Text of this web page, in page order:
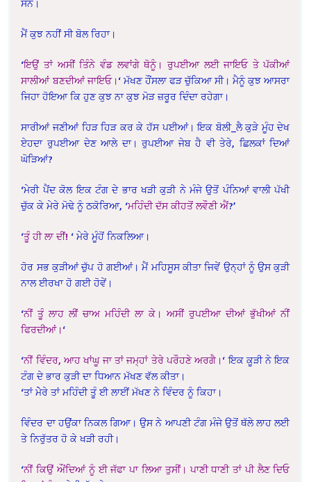
ਸਨ।
ਮੈਂ ਕੁਝ ਨਹੀਂ ਸੀ ਬੋਲ ਰਿਹਾ।
‘ਇਉਂ ਤਾਂ ਅਸੀਂ ਤਿੰਨੇ ਵੰਡ ਲਵਾਂਗੇ ਥੋਨੂੰ। ਰੁਪਈਆ ਲਈ ਜਾਇਓ ਤੇ ਪੱਕੀਆਂ
ਸਾਲੀਆਂ ਬਣਦੀਆਂ ਜਾਇਓ।‘ ਮੱਖਣ ਹੌਂਸਲਾ ਫੜ ਚੁੱਕਿਆ ਸੀ। ਮੈਨੂੰ ਕੁਝ ਆਸਰਾ
ਜਿਹਾ ਹੋਇਆ ਕਿ ਹੁਣ ਕੁਝ ਨਾ ਕੁਝ ਮੋੜ ਜ਼ਰੂਰ ਦਿੰਦਾ ਰਹੇਗਾ।
ਸਾਰੀਆਂ ਜਣੀਆਂ ਹਿੜ ਹਿੜ ਕਰ ਕੇ ਹੱਸ ਪਈਆਂ। ਇਕ ਬੋਲੀ_ਲੈ ਕੁੜੇ ਮੂੰਹ ਦੇਖ
ਏਹਦਾ ਰੁਪਈਆ ਦੇਣ ਆਲੇ ਦਾ। ਰੁਪਈਆ ਜੇਬ ਹੈ ਵੀ ਤੇਰੇ, ਛਿਲਕਾਂ ਦਿਆਂ
ਘੋੜਿਆਂ?
‘ਮੇਰੀ ਪੈਂਦ ਕੋਲ ਇਕ ਟੰਗ ਦੇ ਭਾਰ ਖੜੀ ਕੁੜੀ ਨੇ ਮੰਜੇ ਉਤੋਂ ਪੰਨਿਆਂ ਵਾਲੀ ਪੱਖੀ
ਚੁੱਕ ਕੇ ਮੇਰੇ ਮੋਢੇ ਨੂੰ ਠਕੋਰਿਆ, ‘ਮਹਿੰਦੀ ਦੱਸ ਕੀਹਤੋਂ ਲਵੌਣੀ ਐਂ?’
‘ਤੂੰ ਹੀ ਲਾ ਦੀਂ! ‘ ਮੇਰੇ ਮੂੰਹੋਂ ਨਿਕਲਿਆ।
ਹੋਰ ਸਭ ਕੁੜੀਆਂ ਚੁੱਪ ਹੋ ਗਈਆਂ। ਮੈਂ ਮਹਿਸੂਸ ਕੀਤਾ ਜਿਵੇਂ ਉਨ੍ਹਾਂ ਨੂੰ ਉਸ ਕੁੜੀ
ਨਾਲ ਈਰਖਾ ਹੋ ਗਈ ਹੋਵੇਂ।
‘ਨੀਂ ਤੂੰ ਲਾਹ ਲੀਂ ਚਾਅ ਮਹਿੰਦੀ ਲਾ ਕੇ। ਅਸੀਂ ਰੁਪਈਆ ਦੀਆਂ ਭੁੱਖੀਆਂ ਨੀਂ
ਫਿਰਦੀਆਂ।‘
‘ਨੀਂ ਵਿੰਦਰ, ਆਹ ਖਾਂਘੂ ਜਾ ਤਾਂ ਜਮ੍ਹਾਂ ਤੇਰੇ ਪਰੌਹਣੇ ਅਰਗੈ।‘ ਇਕ ਕੂੜੀ ਨੇ ਇਕ
ਟੰਗ ਦੇ ਭਾਰ ਕੁੜੀ ਦਾ ਧਿਆਨ ਮੱਖਣ ਵੱਲ ਕੀਤਾ।
‘ਤਾਂ ਮੇੇਰੇ ਤਾਂ ਮਹਿੰਦੀ ਤੂੰ ਈ ਲਾਈਂ ਮੱਖਣ ਨੇ ਵਿੰਦਰ ਨੂੰ ਕਿਹਾ।
ਵਿੰਦਰ ਦਾ ਹਉਂਕਾ ਨਿਕਲ ਗਿਆ। ਉਸ ਨੇ ਆਪਣੀ ਟੰਗ ਮੰਜੇ ਉਤੋਂ ਥੱਲੇ ਲਾਹ ਲਈ
ਤੇ ਨਿਰੁੱਤਰ ਹੋ ਕੇ ਖੜੀ ਰਹੀ।
‘ਨੀਂ ਕਿਉਂ ਔਂਦਿਆਂ ਨੂੰ ਈ ਜੱਫਾ ਪਾ ਲਿਆ ਤੁਸੀਂ। ਪਾਣੀ ਧਾਣੀ ਤਾਂ ਪੀ ਲੈਣ ਦਿਓ